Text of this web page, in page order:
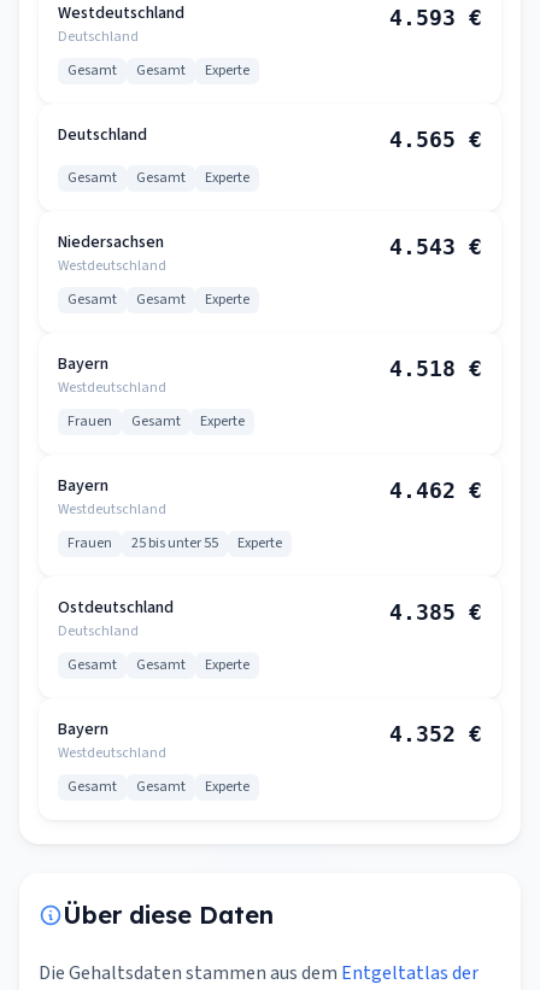
Westdeutschland
Deutschland
4.593 €
Gesamt Gesamt Experte
Deutschland 4.565 €
Gesamt Gesamt Experte
Niedersachsen
Westdeutschland
4.543 €
Gesamt Gesamt Experte
Bayern
Westdeutschland
4.518 €
Frauen Gesamt Experte
Bayern
Westdeutschland
4.462 €
Frauen 25 bis unter 55 Experte
Ostdeutschland
Deutschland
4.385 €
Gesamt Gesamt Experte
Bayern
Westdeutschland
4.352 €
Gesamt Gesamt Experte
Über diese Daten
Die Gehaltsdaten stammen aus dem Entgeltatlas der